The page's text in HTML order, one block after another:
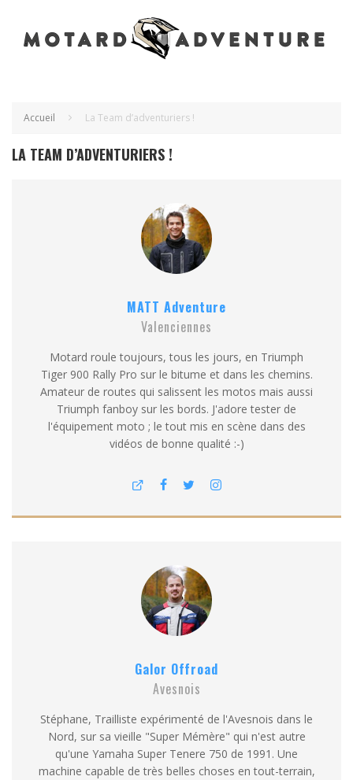
Accueil La Team d’adventuriers !
LA TEAM D’ADVENTURIERS !
MATT Adventure
Valenciennes
Motard roule toujours, tous les jours, en Triumph
Tiger 900 Rally Pro sur le bitume et dans les chemins.
Amateur de routes qui salissent les motos mais aussi
Triumph fanboy sur les bords. J'adore tester de
l'équipement moto ; le tout mis en scène dans des
vidéos de bonne qualité :-)
Galor Offroad
Avesnois
Stéphane, Trailliste expérimenté de l'Avesnois dans le
Nord, sur sa vieille "Super Mémère" qui n'est autre
qu'une Yamaha Super Tenere 750 de 1991. Une
machine capable de très belles choses en tout-terrain,